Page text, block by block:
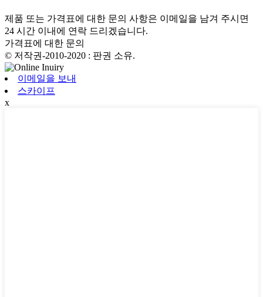
제품 또는 가격표에 대한 문의 사항은 이메일을 남겨 주시면
24 시간 이내에 연락 드리겠습니다.
가격표에 대한 문의
© 저작권-2010-2020 : 판권 소유.
이메일을 보내
스카이프
x